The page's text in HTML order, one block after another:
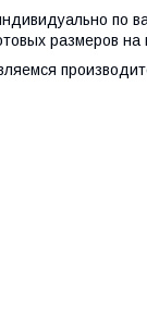
по
размеров на